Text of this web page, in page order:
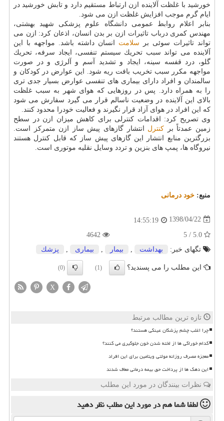
خورشید با غلظت آلاینده ازن ارتباط مستقیم دارد و تابش خورشید در
ایام گرم موجب افزایش غلظت ازن می شود.
بنابر اعلام روابط عمومی دانشگاه علوم پزشكی شهید بهشتی،
مهندس كمری درباب تاثیرات ازن بر بدن انسان، اذعان كرد: ازن می
تواند تاثیرات سوئی بر سلامت انسان داشته باشد. مواجهه با این
آلاینده می تواند سبب تحریك سیستم تنفسی، ایجاد سرفه، تحریك
گلو، درد قفسه سینه، ایجاد و تشدید آسم و آلرژی و در صورت
مواجهه مكرر سبب تخریب بافت ریه شود. این عوارض در كودكان و
سالمندان و افراد دارای بیماری های تنفسی عوارض بسیار جدی تری
را به همراه دارد. پس در روزهایی كه هوای شهر به سبب غلظت
بالای این آلاینده در وضعیت ناسالم قرار می گیرد سفارش می شود
كه این افراد در هوای آزاد قرار نگیرند و فعالیت خودرا محدود كنند.
وی تصریح كرد: اقدامات كنترلی برای كاهش میزان ازن در سطح
زمین عمدتاً بر كنترل انتشار گازهای پیش ساز ازن متمركز است.
بزرگترین منابع انتشار این گازهای پیش ساز كه قابل كنترل هستند
نیروگاه ها، پمپ های بنزین و تردد وسایل نقلیه موتوری است.
منبع: خود درمانی
1398/04/22
14:55:19
تگهای خبر:
بهداشت بیمار بیماری پزشك
این مطلب را می پسندید؟ (1)
(0)
X
تازه ترین مطالب مرتبط
چرا اغلب چشم پزشکان عینکی هستند؟
کدام خوراکی ها از لخته شدن خون جلوگیری می کنند؟
معجزه مصرف روزانه مولتی ویتامین برای این افراد
این دهک ها از پرداخت حق بیمه درمانی معاف شدند
نظرات بینندگان در مورد این مطلب
لطفا شما همدر مورد این مطلبنظر دهید